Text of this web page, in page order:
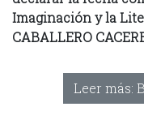
Imaginación y la
CABALLERO
Leer más: